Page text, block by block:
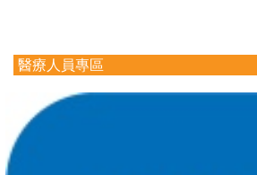
醫療人員專區